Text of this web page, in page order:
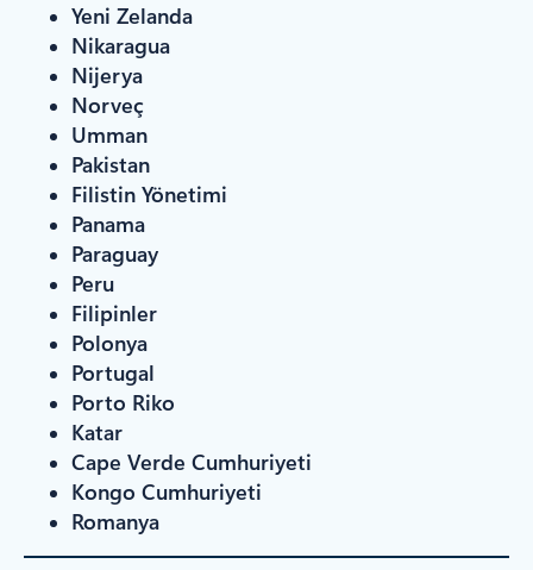
Yeni Zelanda
Nikaragua
Nijerya
Norveç
Umman
Pakistan
Filistin Yönetimi
Panama
Paraguay
Peru
Filipinler
Polonya
Portugal
Porto Riko
Katar
Cape Verde Cumhuriyeti
Kongo Cumhuriyeti
Romanya